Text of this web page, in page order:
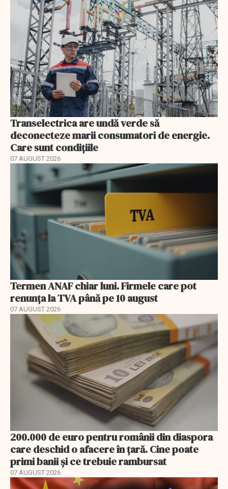
Transelectrica are undă verde să
deconecteze marii consumatori de energie.
Care sunt condițiile
07 AUGUST 2026
Termen ANAF chiar luni. Firmele care pot
renunța la TVA până pe 10 august
07 AUGUST 2026
200.000 de euro pentru românii din diaspora
care deschid o afacere în țară. Cine poate
primi banii și ce trebuie rambursat
07 AUGUST 2026